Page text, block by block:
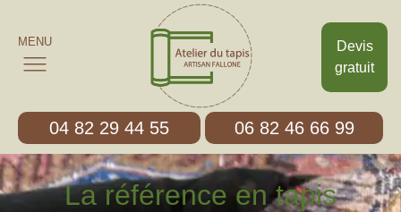
Devis
gratuit
MENU
04 82 29 44 55 06 82 46 66 99
La référence en tapis